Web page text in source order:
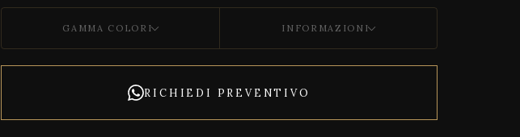
GAMMA COLORI INFORMAZIONI
RICHIEDI PREVENTIVO